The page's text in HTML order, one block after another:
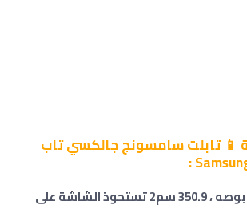
تابلت سامسونج جالكسي تاب
11 بوصه ، 350.9 سم2 تستحوذ الشاشة على